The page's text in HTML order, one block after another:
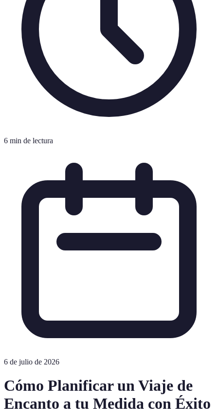
6 min de lectura
6 de julio de 2026
Cómo Planificar un Viaje de
Encanto a tu Medida con Éxito